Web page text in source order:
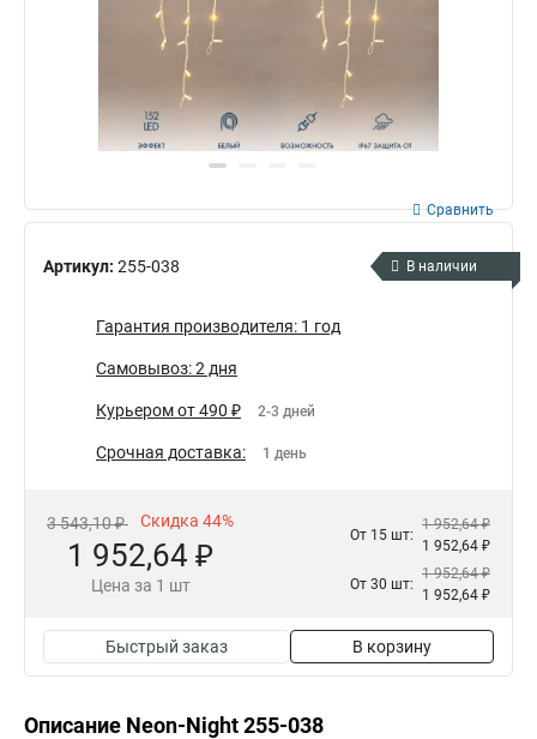
Артикул: 255-038
Сравнить
В наличии
Гарантия производителя: 1 год
Самовывоз: 2 дня
Курьером от 490 ₽ 2-3 дней
Срочная доставка: 1 день
3 543,10 ₽ Скидка 44%
1 952,64 ₽
Цена за 1 шт
От 15 шт:
1 952,64 ₽
1 952,64 ₽
От 30 шт:
1 952,64 ₽
1 952,64 ₽
Быстрый заказ В корзину
Описание Neon-Night 255-038